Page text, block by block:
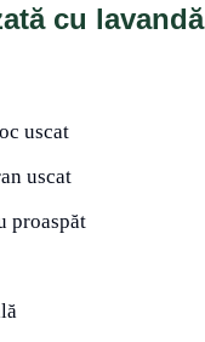
cu lavandă
uscat
uscat
proaspăt